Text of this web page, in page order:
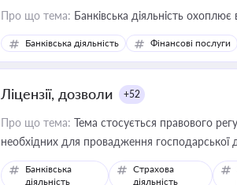
Про що тема: Банківська діяльність
Банківська діяльність Фінансові послуги
Ліцензії, дозволи +52
Про що тема: Тема стосується правового
необхідних для провадження господарської
Банківська
діяльність
Страхова
діяльність